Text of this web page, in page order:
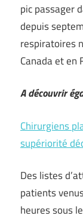
pic passager
depuis
respiratoires
Canada et en
A découvrir
Chirurgiens
supériorité
Des listes
patients
heures sous